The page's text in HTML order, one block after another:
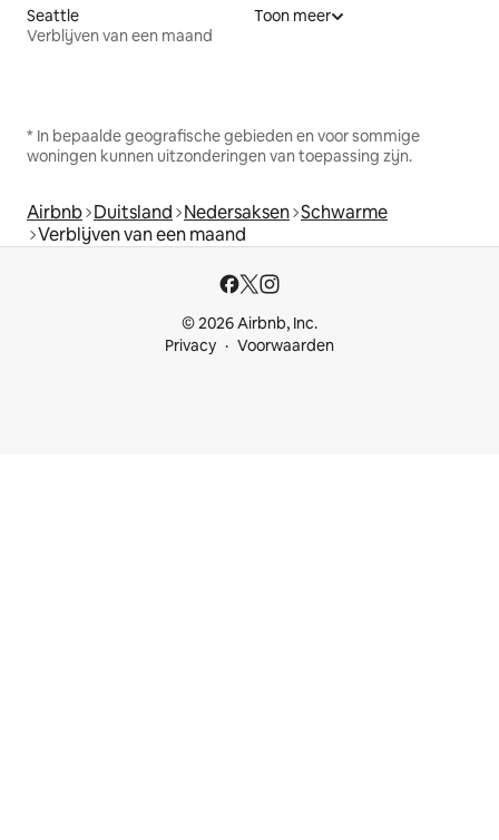
Seattle
Verblijven van een maand
Toon meer
* In bepaalde geografische gebieden en voor sommige
woningen kunnen uitzonderingen van toepassing zijn.
Airbnb Duitsland Nedersaksen Schwarme
Verblijven van een maand
© 2026 Airbnb, Inc.
Privacy
Voorwaarden